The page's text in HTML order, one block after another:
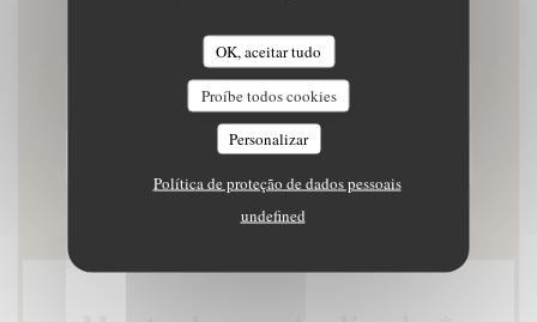
OK, aceitar tudo
Proíbe todos cookies
Personalizar
Política de proteção de dados pessoais
undefined
RESERVAR UMA MESA
PRIVATIZAÇÃO